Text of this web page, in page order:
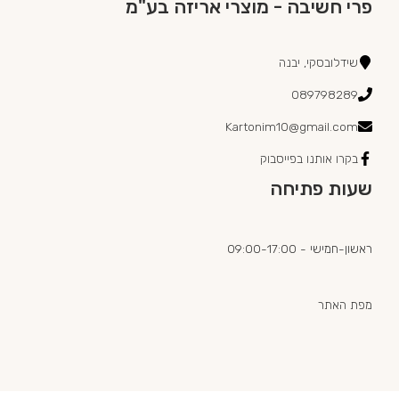
פרי חשיבה - מוצרי אריזה בע"מ
שידלובסקי, יבנה
089798289
Kartonim10@gmail.com
בקרו אותנו בפייסבוק
שעות פתיחה
ראשון-חמישי - 09:00-17:00
מפת האתר